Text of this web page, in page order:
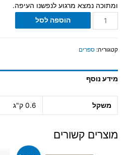
ומתוכה נמצא מרגוע לנפשנו העיפה.
הוספה לסל
קטגוריה: ספרים
מידע נוסף
משקל 0.6 ק"ג
מוצרים קשורים